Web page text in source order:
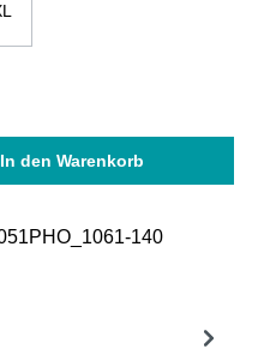
gewünschten
In den Warenkorb
140